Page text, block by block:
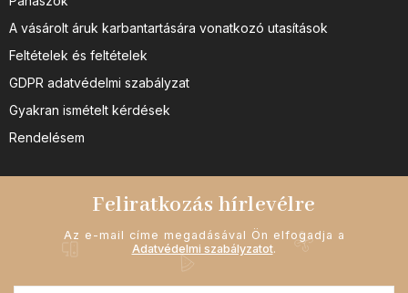
A vásárolt áruk karbantartására vonatkozó utasítások
Feltételek és feltételek
GDPR adatvédelmi szabályzat
Gyakran ismételt kérdések
Rendelésem
Feliratkozás hírlevélre
Az e-mail címe megadásával Ön elfogadja a
Adatvédelmi szabályzatot.